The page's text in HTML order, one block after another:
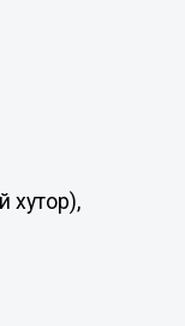
хутор),